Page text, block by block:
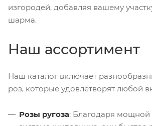
изгородей, добавляя вашему
шарма.
Наш ассортимент
Наш каталог включает
роз, которые удовлетворят любой
Розы ругоза: Благодаря мощной